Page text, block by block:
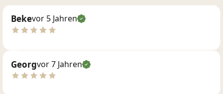
Bekevor 5 Jahren
Georgvor 7 Jahren